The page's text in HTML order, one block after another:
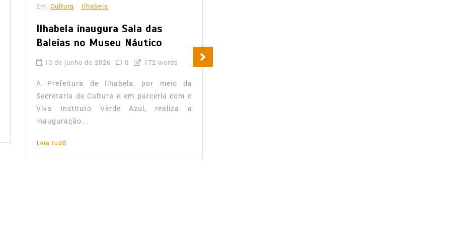
Em Cultura Ilhabela
Ilhabela inaugura Sala das
Baleias no Museu Náutico
10 de junho de 2026 0 172 words
A Prefeitura de Ilhabela, por meio da
Secretaria de Cultura e em parceria com o
Viva Instituto Verde Azul, realiza a
inauguração...
Leia tudo